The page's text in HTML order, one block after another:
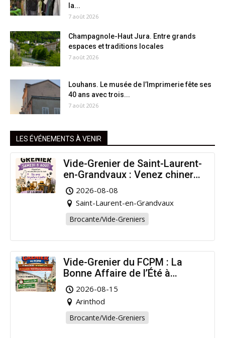
la...
7 août 2026
Champagnole-Haut Jura. Entre grands
espaces et traditions locales
7 août 2026
Louhans. Le musée de l’Imprimerie fête ses
40 ans avec trois...
7 août 2026
LES ÉVÉNEMENTS À VENIR
Vide-Grenier de Saint-Laurent-
en-Grandvaux : Venez chiner
pour la bonne cause !
2026-08-08
Saint-Laurent-en-Grandvaux
Brocante/Vide-Greniers
Vide-Grenier du FCPM : La
Bonne Affaire de l’Été à
Arinthod !
2026-08-15
Arinthod
Brocante/Vide-Greniers